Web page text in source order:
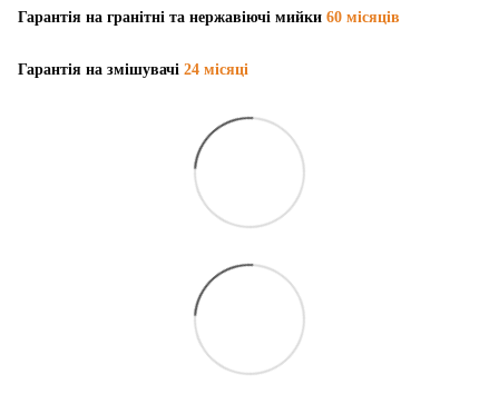
Гарантія на гранітні та нержавіючі мийки 60 місяців
Гарантія на змішувачі 24 місяці